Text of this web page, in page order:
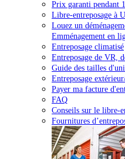
Prix garanti pendant
Libre-entreposage à
Louez un
Emménagement en
Entreposage climatisé
Entreposage de VR,
Guide des tailles
Entreposage
Payer ma facture
FAQ
Conseils sur le libre-
Fournitures